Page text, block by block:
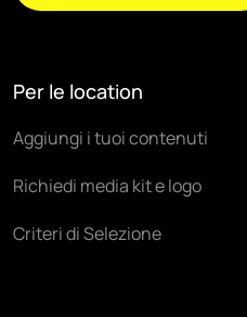
Per le location
Aggiungi i tuoi contenuti
Richiedi media kit e logo
Criteri di Selezione